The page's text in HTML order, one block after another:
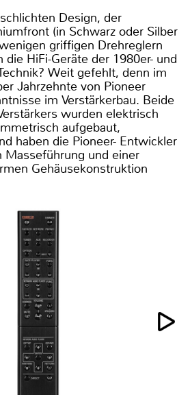
Design, der
(in Schwarz oder Silber
griffigen Drehreglern
die HiFi-Geräte der 1980er- und
Weit gefehlt, denn im
Jahrzehnte von Pioneer
im Verstärkerbau. Beide
wurden elektrisch
aufgebaut,
haben die Pioneer- Entwickler
Masseführung und einer
Gehäusekonstruktion